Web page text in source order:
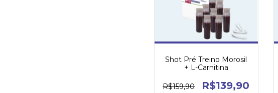
Shot Pré Treino Morosil
+ L-Carnitina
R$159,90 R$139,90